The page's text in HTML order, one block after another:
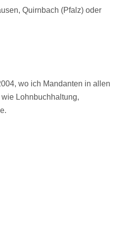
Quirnbach (Pfalz) oder
wo ich Mandanten in allen
Lohnbuchhaltung,